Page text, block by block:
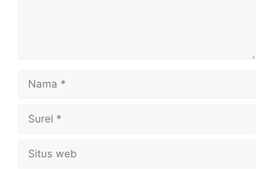
Nama
Surel
Situs
web